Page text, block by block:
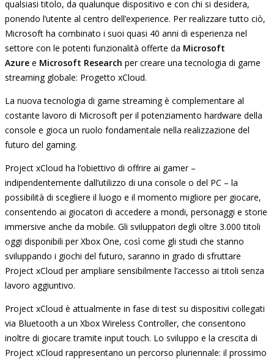
qualsiasi titolo, da qualunque dispositivo e con chi si desidera,
ponendo l’utente al centro dell’experience. Per realizzare tutto ciò,
Microsoft ha combinato i suoi quasi 40 anni di esperienza nel
settore con le potenti funzionalità offerte da Microsoft
Azure e Microsoft Research per creare una tecnologia di game
streaming globale: Progetto xCloud.
La nuova tecnologia di game streaming è complementare al
costante lavoro di Microsoft per il potenziamento hardware della
console e gioca un ruolo fondamentale nella realizzazione del
futuro del gaming.
Project xCloud ha l’obiettivo di offrire ai gamer –
indipendentemente dall’utilizzo di una console o del PC – la
possibilità di scegliere il luogo e il momento migliore per giocare,
consentendo ai giocatori di accedere a mondi, personaggi e storie
immersive anche da mobile. Gli sviluppatori degli oltre 3.000 titoli
oggi disponibili per Xbox One, così come gli studi che stanno
sviluppando i giochi del futuro, saranno in grado di sfruttare
Project xCloud per ampliare sensibilmente l’accesso ai titoli senza
lavoro aggiuntivo.
Project xCloud è attualmente in fase di test su dispositivi collegati
via Bluetooth a un Xbox Wireless Controller, che consentono
inoltre di giocare tramite input touch. Lo sviluppo e la crescita di
Project xCloud rappresentano un percorso pluriennale: il prossimo